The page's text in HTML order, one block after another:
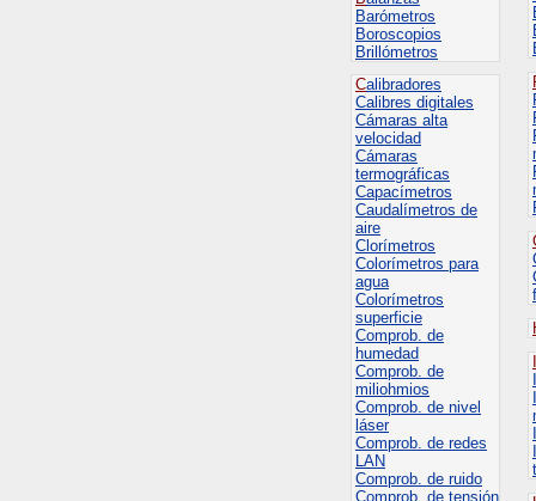
Barómetros
Boroscopios
Brillómetros
Calibradores
Calibres digitales
Cámaras alta
velocidad
Cámaras
termográficas
Capacímetros
Caudalímetros de
aire
Clorímetros
Colorímetros para
agua
Colorímetros
superficie
Comprob. de
humedad
Comprob. de
miliohmios
Comprob. de nivel
láser
Comprob. de redes
LAN
Comprob. de ruido
Comprob. de tensión